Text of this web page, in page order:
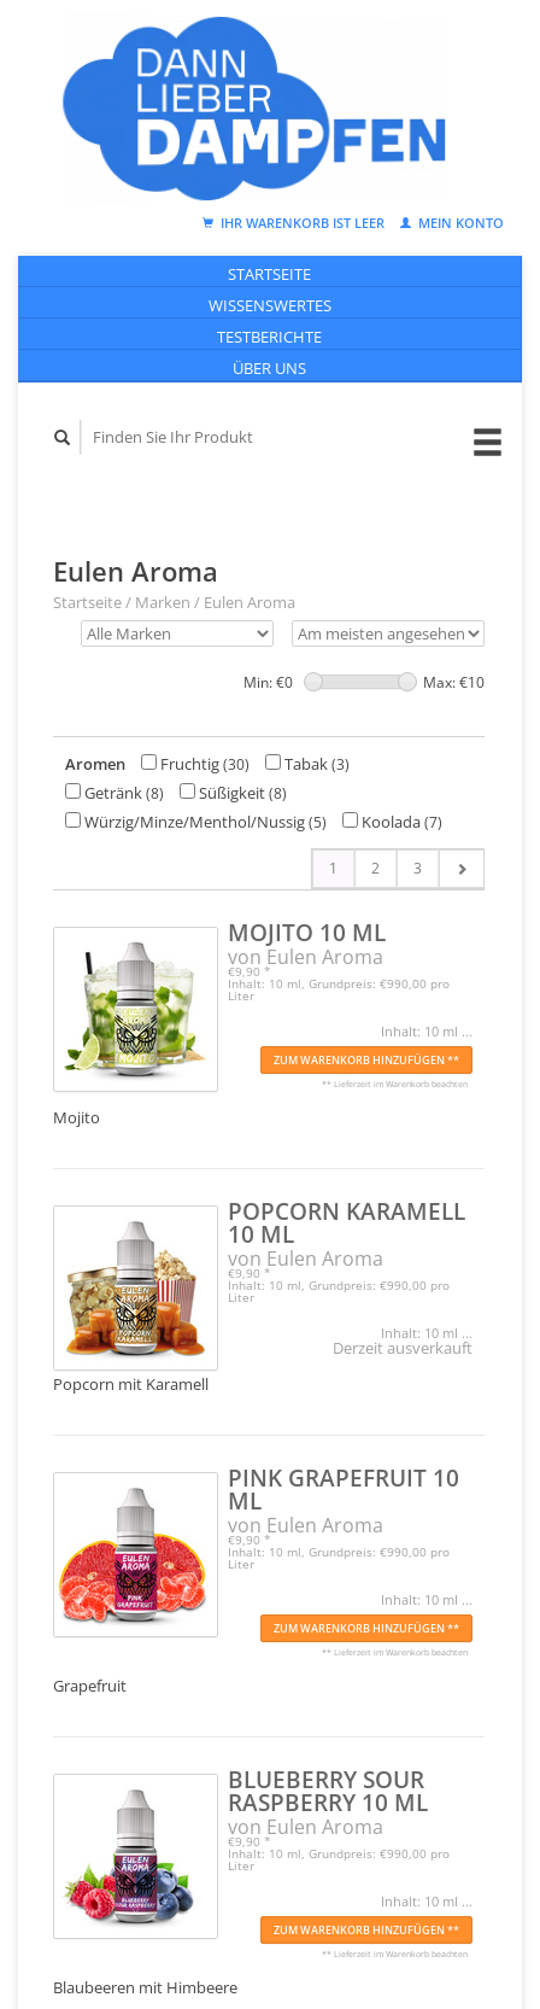
IHR WARENKORB IST LEER MEIN KONTO
STARTSEITE
WISSENSWERTES
TESTBERICHTE
ÜBER UNS
Eulen Aroma
Startseite/ Marken / Eulen Aroma
Min: €0 Max: €10
Aromen Fruchtig(30) Tabak(3)
Getränk(8) Süßigkeit(8)
Würzig/Minze/Menthol/Nussig(5) Koolada(7)
1 2 3
MOJITO 10 ML
von Eulen Aroma
€9,90 *
Inhalt: 10 ml, Grundpreis: €990,00 pro
Liter
Inhalt: 10 ml ...
ZUM WARENKORB HINZUFÜGEN **
** Lieferzeit im Warenkorb beachten
Mojito
POPCORN KARAMELL
10 ML
von Eulen Aroma
€9,90 *
Inhalt: 10 ml, Grundpreis: €990,00 pro
Liter
Inhalt: 10 ml ...
Derzeit ausverkauft
Popcorn mit Karamell
PINK GRAPEFRUIT 10
ML
von Eulen Aroma
€9,90 *
Inhalt: 10 ml, Grundpreis: €990,00 pro
Liter
Inhalt: 10 ml ...
ZUM WARENKORB HINZUFÜGEN **
** Lieferzeit im Warenkorb beachten
Grapefruit
BLUEBERRY SOUR
RASPBERRY 10 ML
von Eulen Aroma
€9,90 *
Inhalt: 10 ml, Grundpreis: €990,00 pro
Liter
Inhalt: 10 ml ...
ZUM WARENKORB HINZUFÜGEN **
** Lieferzeit im Warenkorb beachten
Blaubeeren mit Himbeere